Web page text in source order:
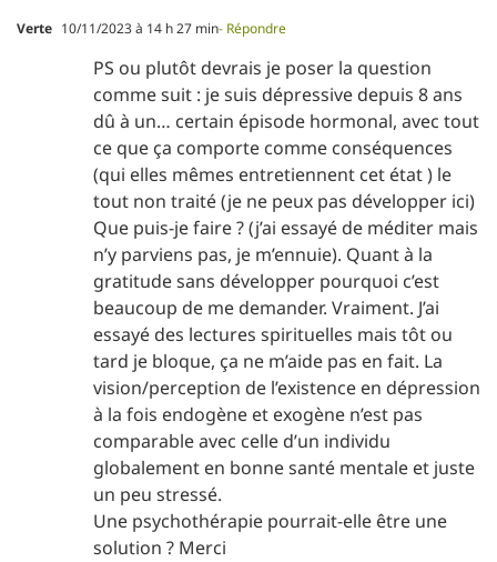
Verte 10/11/2023 à 14 h 27 min- Répondre
PS ou plutôt devrais je poser la question
comme suit : je suis dépressive depuis 8 ans
dû à un… certain épisode hormonal, avec tout
ce que ça comporte comme conséquences
(qui elles mêmes entretiennent cet état ) le
tout non traité (je ne peux pas développer ici)
Que puis-je faire ? (j’ai essayé de méditer mais
n’y parviens pas, je m’ennuie). Quant à la
gratitude sans développer pourquoi c’est
beaucoup de me demander. Vraiment. J’ai
essayé des lectures spirituelles mais tôt ou
tard je bloque, ça ne m’aide pas en fait. La
vision/perception de l’existence en dépression
à la fois endogène et exogène n’est pas
comparable avec celle d’un individu
globalement en bonne santé mentale et juste
un peu stressé.
Une psychothérapie pourrait-elle être une
solution ? Merci